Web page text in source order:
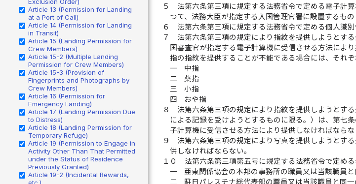
Article 13 (Permission for Landing
at a Port of Call)
Article 14 (Permission for Landing
in Transit)
Article 15 (Landing Permission for
Crew Members)
Article 15-2 (Multiple Landing
Permission for Crew Members)
Article 15-3 (Provision of
Fingerprints and Photographs by
Crew Members)
Article 16 (Permission for
Emergency Landing)
Article 17 (Landing Permission Due
to Distress)
Article 18 (Landing Permission for
Temporary Refuge)
Article 19 (Permission to Engage in
Activity Other Than That Permitted
under the Status of Residence
Previously Granted)
Article 19-2 (Incidental Rewards,
５
法第六条第三項に規定する法務省令で定める電子計
つて、法務大臣が指定する入国管理官署に設置するもの
６
法第六条第三項に規定する法務省令で定める個人識
７
法第六条第三項の規定により指紋を提供しようとす
国審査官が指定する電子計算機に受信させる方法によ
指の指紋を提供することが不能である場合には、それ
一
中指
二
薬指
三
小指
四
おや指
８
法第六条第三項の規定により指紋を提供しようとす
による記録を受けようとするものに限る。）は、第七
子計算機に受信させる方法により提供しなければならな
９
法第六条第三項の規定により写真を提供しようとす
供しなければならない。
１０
法第六条第三項第五号に規定する法務省令で定め
一
亜東関係協会の本邦の事務所の職員又は当該職員
二
駐日パレスチナ総代表部の職員又は当該職員と同